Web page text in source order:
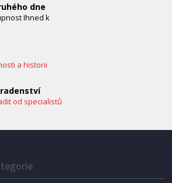
dne
Ihned k
a historii
od specialistů